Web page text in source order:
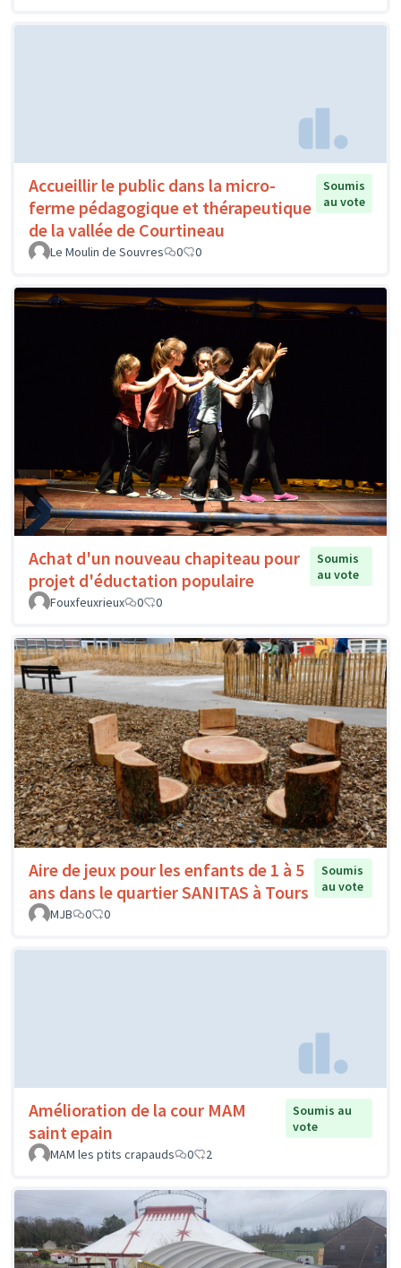
Accueillir le public dans la micro-
ferme pédagogique et thérapeutique
de la vallée de Courtineau
Soumis
au vote
Le Moulin de Souvres 0 0
Achat d'un nouveau chapiteau pour
projet d'éductation populaire
Soumis
au vote
Fouxfeuxrieux
0 0
Aire de jeux pour les enfants de 1 à 5
ans dans le quartier SANITAS à Tours
Soumis
au vote
MJB
0 0
Amélioration de la cour MAM
saint epain
Soumis au
vote
MAM les ptits crapauds
0 2